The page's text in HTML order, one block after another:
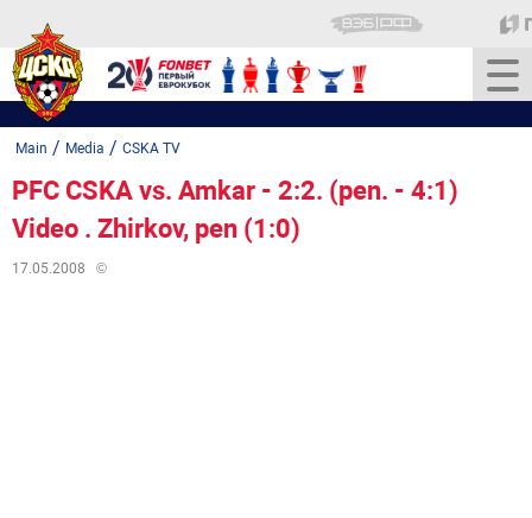
Main / Media / CSKA TV
PFC CSKA vs. Amkar - 2:2. (pen. - 4:1)
Video . Zhirkov, pen (1:0)
17.05.2008 ©